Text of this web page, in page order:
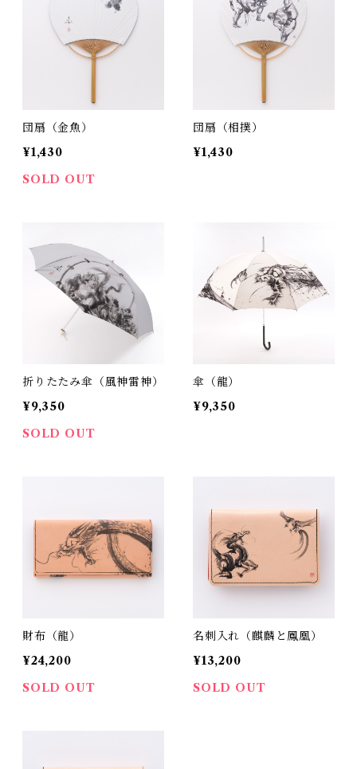
団扇（金魚）
¥1,430
SOLD OUT
団扇（相撲）
¥1,430
折りたたみ傘（風神雷神）
¥9,350
SOLD OUT
傘（龍）
¥9,350
財布（龍）
¥24,200
SOLD OUT
名刺入れ（麒麟と鳳凰）
¥13,200
SOLD OUT